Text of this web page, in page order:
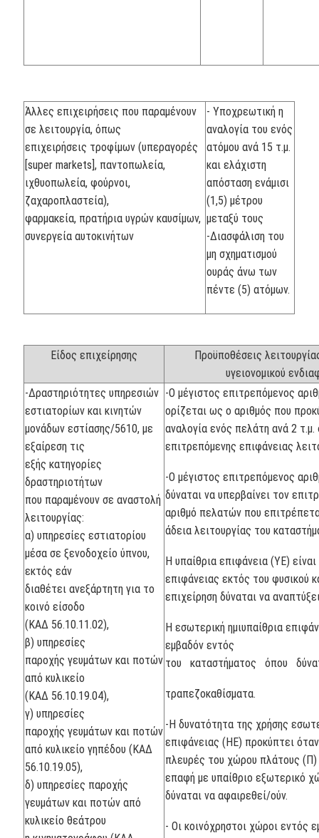
Άλλες επιχειρήσεις που παραμένουν
σε λειτουργία, όπως
επιχειρήσεις τροφίμων (υπεραγορές
[super markets], παντοπωλεία,
ιχθυοπωλεία, φούρνοι,
ζαχαροπλαστεία),
φαρμακεία, πρατήρια υγρών καυσίμων,
συνεργεία αυτοκινήτων
- Υποχρεωτική η
αναλογία του ενός
ατόμου ανά 15 τ.μ.
και ελάχιστη
απόσταση ενάμισι
(1,5) μέτρου
μεταξύ τους
-Διασφάλιση του
μη σχηματισμού
ουράς άνω των
πέντε (5) ατόμων.
Είδος επιχείρησης
Προϋποθέσεις
υγειονομικού
-Δραστηριότητες υπηρεσιών
εστιατορίων και κινητών
μονάδων εστίασης/5610, με
εξαίρεση τις
εξής κατηγορίες
δραστηριοτήτων
που παραμένουν σε αναστολή
λειτουργίας:
α) υπηρεσίες εστιατορίου
μέσα σε ξενοδοχείο ύπνου,
εκτός εάν
διαθέτει ανεξάρτητη για το
κοινό είσοδο
(ΚΑΔ 56.10.11.02),
β) υπηρεσίες
παροχής γευμάτων και ποτών
από κυλικείο
(ΚΑΔ 56.10.19.04),
γ) υπηρεσίες
παροχής γευμάτων και ποτών
από κυλικείο γηπέδου (ΚΑΔ
56.10.19.05),
δ) υπηρεσίες παροχής
γευμάτων και ποτών από
κυλικείο θεάτρου
-Ο μέγιστος επιτρεπόμενος
ορίζεται ως ο αριθμός που
αναλογία ενός πελάτη ανά 2
επιτρεπόμενης επιφάνειας
-Ο μέγιστος επιτρεπόμενος
δύναται να υπερβαίνει τον
αριθμό πελατών που
άδεια λειτουργίας του
Η υπαίθρια επιφάνεια (ΥΕ)
επιφάνειας εκτός του φυσικού
επιχείρηση δύναται να
Η εσωτερική ημιυπαίθρια
εμβαδόν εντός
του καταστήματος όπου
τραπεζοκαθίσματα.
-Η δυνατότητα της χρήσης
επιφάνειας (HE) προκύπτει
πλευρές του χώρου πλάτους
επαφή με υπαίθριο εξωτερικό
δύναται να αφαιρεθεί/ούν.
- Οι κοινόχρηστοι χώροι εντός